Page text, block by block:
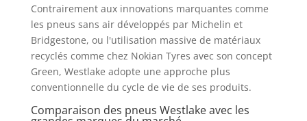
Contrairement aux innovations marquantes comme
les pneus sans air développés par Michelin et
Bridgestone, ou l'utilisation massive de matériaux
recyclés comme chez Nokian Tyres avec son concept
Green, Westlake adopte une approche plus
conventionnelle du cycle de vie de ses produits.
Comparaison des pneus Westlake avec les